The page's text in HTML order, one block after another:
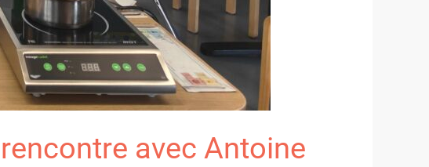
avec Antoine